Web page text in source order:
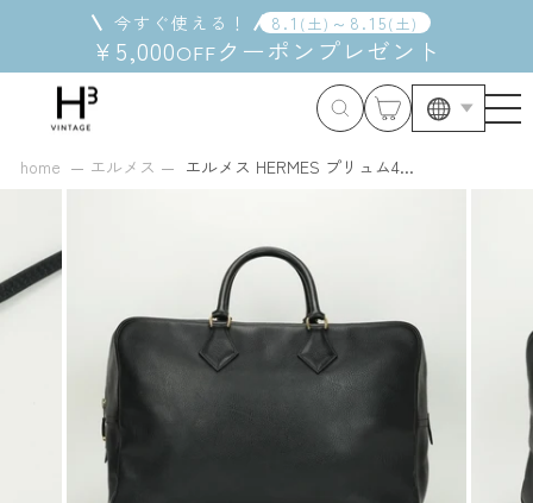
る
今すぐ使える！ 8 . 1 ( 土) ～ 8 . 15( 土)
¥5,000OFFクーポン プレゼント
home エルメス エルメス HERMES プリュム4...